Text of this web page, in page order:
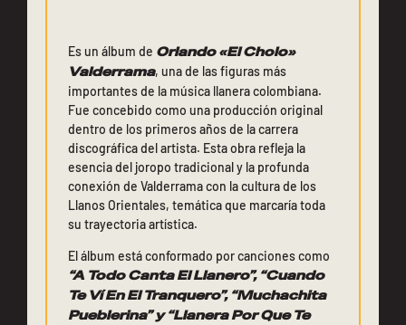
Es un álbum de Orlando «El Cholo»
Valderrama, una de las figuras más
importantes de la música llanera colombiana.
Fue concebido como una producción original
dentro de los primeros años de la carrera
discográfica del artista. Esta obra refleja la
esencia del joropo tradicional y la profunda
conexión de Valderrama con la cultura de los
Llanos Orientales, temática que marcaría toda
su trayectoria artística.
El álbum está conformado por canciones como
“A Todo Canta El Llanero”, “Cuando
Te Ví En El Tranquero”, “Muchachita
Pueblerina” y “Llanera Por Que Te